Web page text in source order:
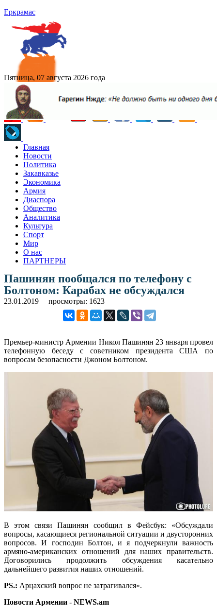
Еркрамас
Пятница, 07 августа 2026 года
Главная
Новости
Политика
Закавказье
Экономика
Армия
Диаспора
Общество
Аналитика
Культура
Спорт
Мир
О нас
ПАРТНЕРЫ
Пашинян пообщался по телефону с
Болтоном: Карабах не обсуждался
23.01.2019 просмотры: 1623
Премьер-министр Армении Никол Пашинян 23 января провел
телефонную беседу с советником президента США по
вопросам безопасности Джоном Болтоном.
В этом связи Пашинян сообщил в Фейсбук: «Обсуждали
вопросы, касающиеся региональной ситуации и двусторонних
вопросов. И господин Болтон, и я подчеркнули важность
армяно-американских отношений для наших правительств.
Договорились продолжить обсуждения касательно
дальнейшего развития наших отношений.
PS.: Арцахский вопрос не затрагивался».
Новости Армении - NEWS.am